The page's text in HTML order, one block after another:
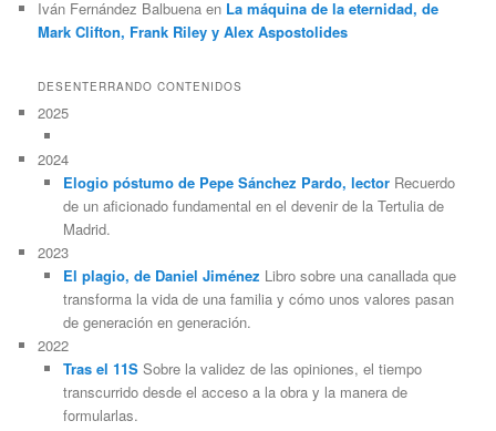
Iván Fernández Balbuena en La máquina de la eternidad, de
Mark Clifton, Frank Riley y Alex Aspostolides
DESENTERRANDO CONTENIDOS
2025
2024
Elogio póstumo de Pepe Sánchez Pardo, lectorRecuerdo
de un aficionado fundamental en el devenir de la Tertulia de
Madrid.
2023
El plagio, de Daniel Jiménez Libro sobre una canallada que
transforma la vida de una familia y cómo unos valores pasan
de generación en generación.
2022
Tras el 11SSobre la validez de las opiniones, el tiempo
transcurrido desde el acceso a la obra y la manera de
formularlas.